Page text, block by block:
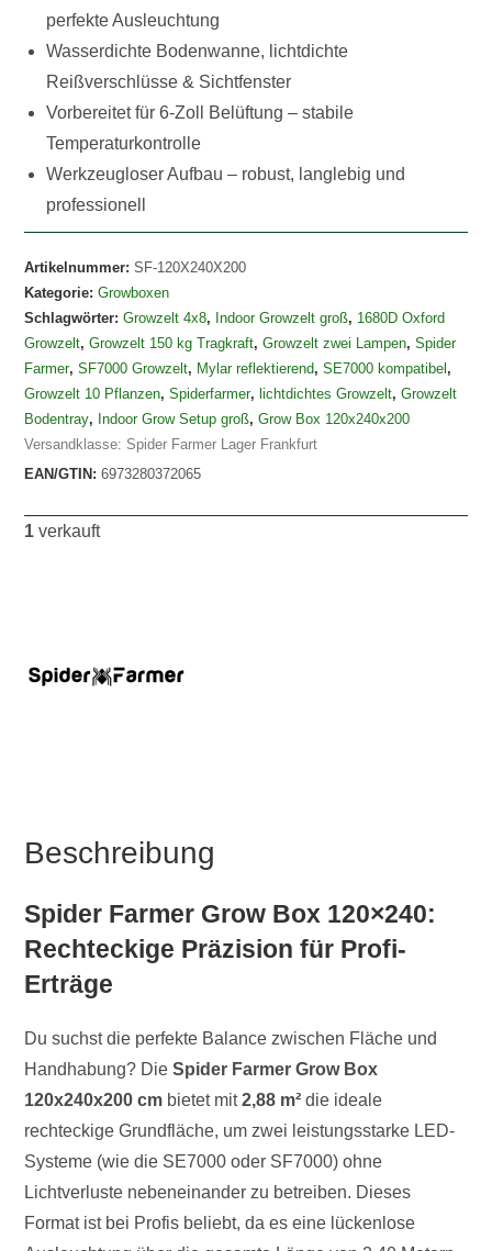
perfekte Ausleuchtung
Wasserdichte Bodenwanne, lichtdichte
Reißverschlüsse & Sichtfenster
Vorbereitet für 6-Zoll Belüftung – stabile
Temperaturkontrolle
Werkzeugloser Aufbau – robust, langlebig und
professionell
Artikelnummer:SF-120X240X200
Kategorie:Growboxen
Schlagwörter:Growzelt 4x8, Indoor Growzelt groß, 1680D Oxford
Growzelt,Growzelt 150 kg Tragkraft,Growzelt zwei Lampen,Spider
Farmer,SF7000 Growzelt, Mylar reflektierend,SE7000 kompatibel,
Growzelt 10 Pflanzen,Spiderfarmer,lichtdichtes Growzelt,Growzelt
Bodentray, Indoor Grow Setup groß,Grow Box 120x240x200
Versandklasse: Spider Farmer Lager Frankfurt
EAN/GTIN:6973280372065
1 verkauft
Beschreibung
Spider Farmer Grow Box 120×240:
Rechteckige Präzision für Profi-
Erträge
Du suchst die perfekte Balance zwischen Fläche und
Handhabung? DieSpider Farmer Grow Box
120x240x200 cm bietet mit2,88 m² die ideale
rechteckige Grundfläche, um zwei leistungsstarke LED-
Systeme (wie die SE7000 oder SF7000) ohne
Lichtverluste nebeneinander zu betreiben. Dieses
Format ist bei Profis beliebt, da es eine lückenlose